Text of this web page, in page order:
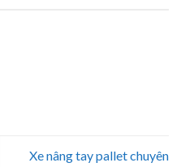
Xe nâng tay pallet chuyên